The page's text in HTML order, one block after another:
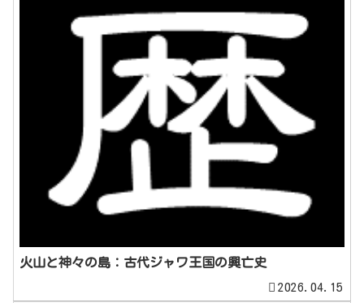
火山と神々の島：古代ジャワ王国の興亡史
2026.04.15